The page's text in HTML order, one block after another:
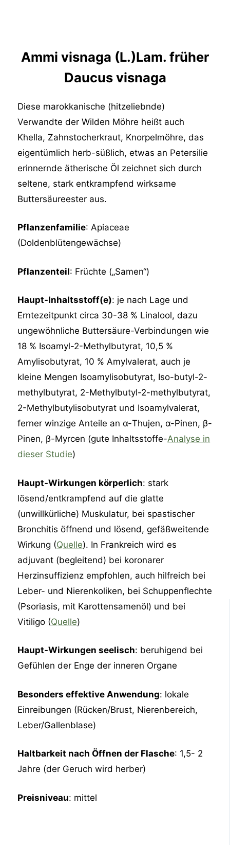
Ammi visnaga (L.)Lam. früher
Daucus visnaga
Diese marokkanische (hitzeliebnde)
Verwandte der Wilden Möhre heißt auch
Khella, Zahnstocherkraut, Knorpelmöhre, das
eigentümlich herb-süßlich, etwas an Petersilie
erinnernde ätherische Öl zeichnet sich durch
seltene, stark entkrampfend wirksame
Buttersäureester aus.
Pflanzenfamilie: Apiaceae
(Doldenblütengewächse)
Pflanzenteil: Früchte („Samen“)
Haupt-Inhaltsstoff(e): je nach Lage und
Erntezeitpunkt circa 30-38 % Linalool, dazu
ungewöhnliche Buttersäure-Verbindungen wie
18 % Isoamyl-2-Methylbutyrat, 10,5 %
Amylisobutyrat, 10 % Amylvalerat, auch je
kleine Mengen Isoamylisobutyrat, Iso-butyl-2-
methylbutyrat, 2-Methylbutyl-2-methylbutyrat,
2-Methylbutylisobutyrat und Isoamylvalerat,
ferner winzige Anteile an α-Thujen, α-Pinen, β-
Pinen, β-Myrcen (gute Inhaltsstoffe-Analyse in
dieser Studie)
Haupt-Wirkungen körperlich: stark
lösend/entkrampfend auf die glatte
(unwillkürliche) Muskulatur, bei spastischer
Bronchitis öffnend und lösend, gefäßweitende
Wirkung (Quelle). In Frankreich wird es
adjuvant (begleitend) bei koronarer
Herzinsuffizienz empfohlen, auch hilfreich bei
Leber- und Nierenkoliken, bei Schuppenflechte
(Psoriasis, mit Karottensamenöl) und bei
Vitiligo (Quelle)
Haupt-Wirkungen seelisch: beruhigend bei
Gefühlen der Enge der inneren Organe
Besonders effektive Anwendung: lokale
Einreibungen (Rücken/Brust, Nierenbereich,
Leber/Gallenblase)
Haltbarkeit nach Öffnen der Flasche: 1,5- 2
Jahre (der Geruch wird herber)
Preisniveau: mittel